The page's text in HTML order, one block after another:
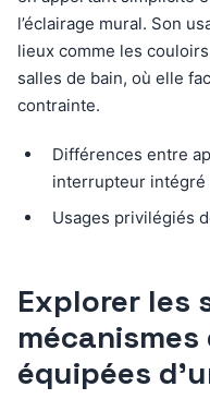
l’éclairage mural. Son
lieux comme les
salles de bain, où elle
contrainte.
Différences entre
interrupteur intégré
Usages privilégiés
Explorer les
équipées